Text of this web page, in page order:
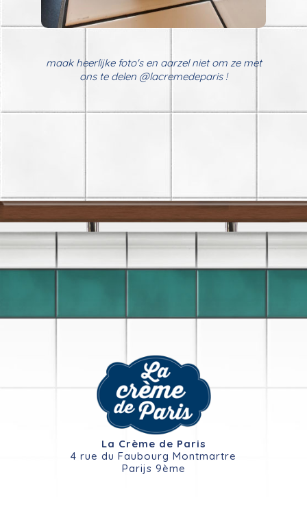
maak heerlijke foto's en aarzel niet om ze met
ons te delen @lacremedeparis !
La Crème de Paris
4 rue du Faubourg Montmartre
Parijs 9ème